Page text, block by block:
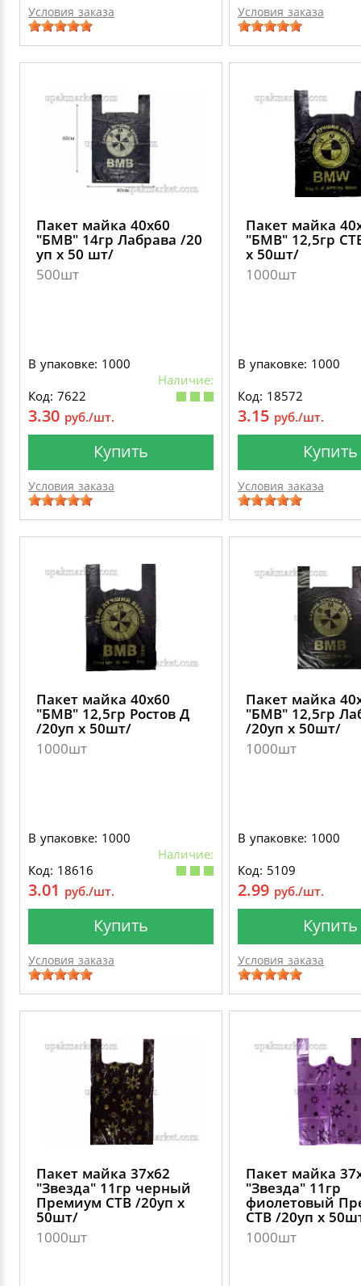
Условия заказа Условия заказа
Пакет майка 40х60
"БМВ" 14гр Лабрава /20
уп х 50 шт/
500шт
В упаковке: 1000
Наличие:
Код: 7622
3.30 руб./шт.
Купить
Условия заказа
Пакет майка
"БМВ" 12,5гр
х 50шт/
1000шт
В упаковке: 1000
Код: 18572
3.15 руб./шт.
Купить
Условия заказа
Пакет майка 40х60
"БМВ" 12,5гр Ростов Д
/20уп х 50шт/
1000шт
В упаковке: 1000
Наличие:
Код: 18616
3.01 руб./шт.
Купить
Условия заказа
Пакет майка
"БМВ" 12,5гр
/20уп х 50шт/
1000шт
В упаковке: 1000
Код: 5109
2.99 руб./шт.
Купить
Условия заказа
Пакет майка 37х62
"Звезда" 11гр черный
Премиум СТВ /20уп х
50шт/
1000шт
Пакет майка
"Звезда" 11гр
фиолетовый
СТВ /20уп х
1000шт